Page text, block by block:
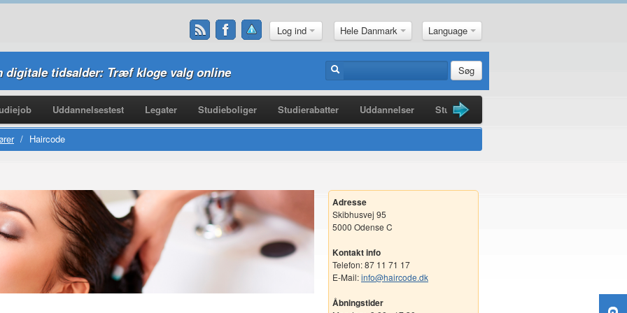
Log ind Hele Danmark Language
digitale tidsalder: Træf kloge valg online Søg
Uddannelsestest Legater Studieboliger Studierabatter Uddannelser Studiebøger
/ Haircode
Adresse
Skibhusvej 95
5000 Odense C
Kontakt info
Telefon: 87 11 71 17
E-Mail:info@haircode.dk
Åbningstider